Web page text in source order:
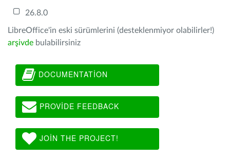
26.8.0
LibreOffice'in eski sürümlerini (desteklenmiyor olabilirler!)
arşivde bulabilirsiniz
DOCUMENTATION
PROVIDE FEEDBACK
JOIN THE PROJECT!